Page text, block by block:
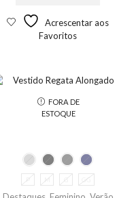
Acrescentar aos
Favoritos
FORA DE
ESTOQUE
P M GG